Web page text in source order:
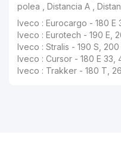
polea , Distancia A ,
Iveco : Eurocargo - 180 E
Iveco : Eurotech - 190 E,
Iveco : Stralis - 190 S,
Iveco : Cursor - 180 E 33,
Iveco : Trakker - 180 T,